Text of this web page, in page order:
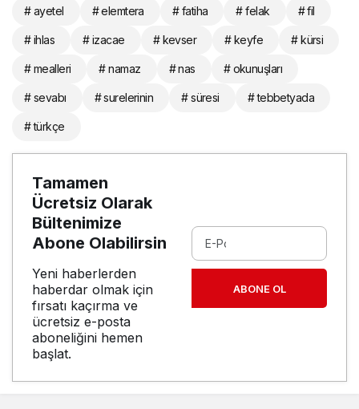
# ayetel # elemtera # fatiha # felak # fil
# ihlas # izacae # kevser # keyfe # kürsi
# mealleri # namaz # nas # okunuşları
# sevabı # surelerinin # süresi # tebbetyada
# türkçe
Tamamen
Ücretsiz Olarak
Bültenimize
Abone Olabilirsin
Yeni haberlerden
haberdar olmak için
fırsatı kaçırma ve
ücretsiz e-posta
aboneliğini hemen
başlat.
ABONE OL